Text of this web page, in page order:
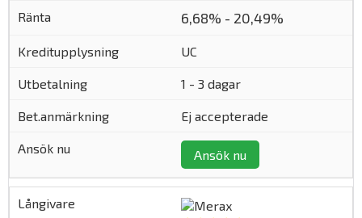
6,68% - 20,49%
UC
1 - 3 dagar
Ej accepterade
Ansök nu